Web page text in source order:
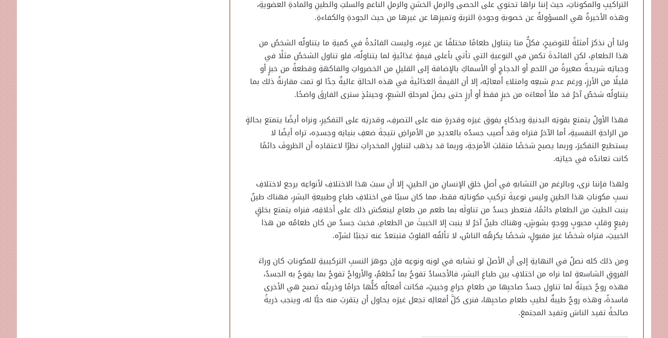
التراكيبِ والمكوناتِ، حيث إننا نراها تحتوي على الحصى والرملِ الخشنِ والرملِ الناعمِ والسلتِ والطينِ والمادةِ العضويةِ،
وهذه الأخيرةُ هي المسؤولةُ عن خصوبةِ وجودةِ التربةِ وتميزِها عن غيرِها من حيث الجودةِ والكفاءةِ.
ولنا أن نذكرَ أمثلةً للتوضيحِ، فكلٌّ منا يتناول طعامًا مختلفًا عن غيرِه، وليست الفائدةُ في كميةِ ما يتناولُه الشخصُ من
هذا الطعامِ، لكن الفائدةَ تكمن في النوعيةِ التي تأتي بأعلى قيمةٍ غذائيةٍ لما يتناولُه، فلو تناول الشخصُ مثلًا في
وجباتِه شريحةً صغيرةً من اللحمِ أو الدجاجِ أو الأسماكِ بالإضافة إلى القليلِ من الخضرواتِ والفاكهةِ وقطعةً من خبزٍ أو
قليلًا من الأرزِ، ورغم عدمِ شبعِه وامتلاءِ أمعائِه، إلا أن القيمةَ الغذائيةَ في هذه الحالةِ عاليةٌ جدًا لو تمت مقارنةُ ذلك بما
يتناولُه شخصٌ آخرُ قد ملأ أمعاءَه من خبزٍ فقط أو أرزٍ حتى يصلَ لمرحلةِ الشبعِ، وحينئذٍ سترى الفارقَ واضحًا.
فهذا الأولُ يتمتع بقوتِه البدنيةِ وبذكاءٍ يفوق غيرَه وقدرةٍ منه على التصرفِ، وقدرتِه على التفكيرِ، ونراه أيضًا يتمتع بحالةٍ
من الراحةِ النفسيةِ، أما الآخرُ فتراه وقد أُصيب جسدُه بالعديدِ من الأمراضِ نتيجةَ ضعفِ بنيانِه وجسدِه، تراه أيضًا لا
يستطيع التفكيرَ، وربما يصبح شخصًا متقلبَ الأمزجةِ، وربما قد يذهب لتناولِ المخدراتِ نظرًا لاعتقادِه أن الظروفَ دائمًا
كانت تعاندُه في حياتِه.
ولهذا فإننا نرى، وبالرغم من التشابهِ في أصلِ خلقِ الإنسانِ من الطينِ، إلا أن سببَ هذا الاختلافِ لأنواعِه يرجع لاختلافِ
نسبِ مكوناتِ هذا الطينِ وليس نوعيةَ تركيبِ مكوناتِه فقط، مما كان سببًا في اختلافِ طباعِ وطبيعةِ البشرِ، فهناك طينٌ
ينبت الطيبَ من الطعامِ دائمًا، فتعطر جسدُ من تناولَه بما طعم من طعامٍ لينعكسَ ذلك على أخلاقِه، فنراه يتمتع بخلقٍ
رفيعٍ وقلبٍ محبوبٍ ووجهٍ بشوشٍ، وهناك طينٌ آخرُ لا ينبت إلا الخبيثَ من الطعامِ، فخبث جسدُ من كان طعامُه من هذا
الخبيثِ، فتراه شخصًا غيرَ مقبولٍ، شخصًا يكرهُه الناسُ، لا تألفُه القلوبُ فتبتعدُ عنه تجنبًا لشرِّه.
ومن ذلك كله نصلُ في النهايةِ إلى أن الأصلَ لو تشابه في لونِه ونوعِه فإن جوهرَ النسبِ التركيبيةِ للمكوناتِ كان وراءَ
الفروقِ الشاسعةِ لما نراه من اختلافٍ بين طباعِ البشرِ، فالأجسادُ تفوحُ بما تُطعَمُ، والأرواحُ تفوحُ بما يفوحُ به الجسدُ،
فهذه روحٌ خبيثةٌ لما تناول جسدُ صاحبِها من طعامٍ حرامٍ وخبيثٍ، فكانت أفعالُه كلُّها حرامًا وذريتُه تصبح هي الأخرى
فاسدةً، وهذه روحٌ طيبةٌ لطيبِ طعامِ صاحبِها، فنرى كلَّ أفعالِه تجعل غيرَه يحاول أن يتقربَ منه حبًّا له، وينجب ذريةً
صالحةً تفيد الناسَ وتفيد المجتمعَ.